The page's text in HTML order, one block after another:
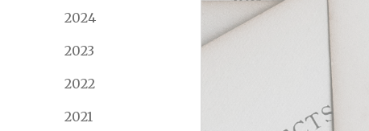
2024
2023
2022
2021